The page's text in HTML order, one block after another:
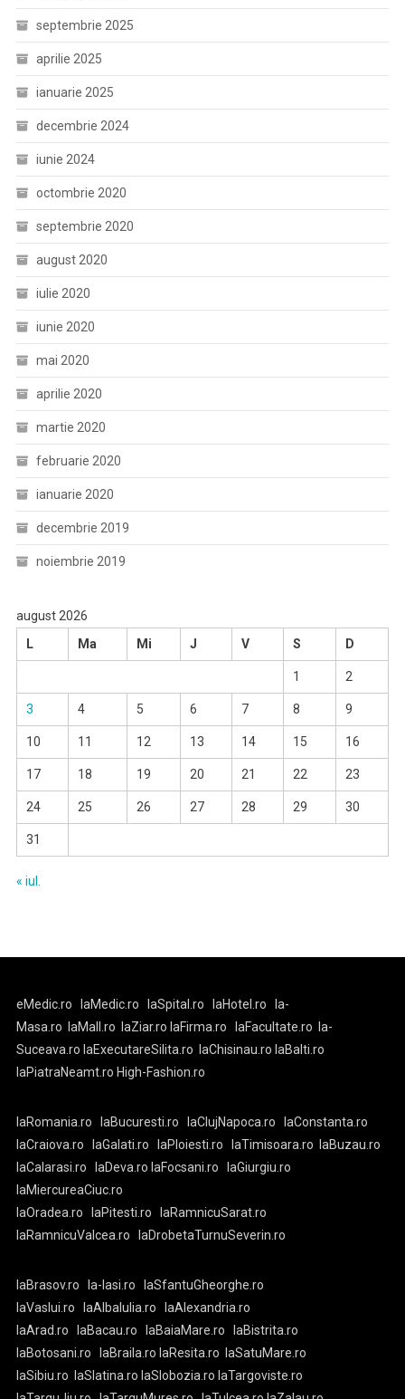
septembrie 2025
aprilie 2025
ianuarie 2025
decembrie 2024
iunie 2024
octombrie 2020
septembrie 2020
august 2020
iulie 2020
iunie 2020
mai 2020
aprilie 2020
martie 2020
februarie 2020
ianuarie 2020
decembrie 2019
noiembrie 2019
august 2026
L
Ma Mi J V S D
1 2
3 4 5 6 7 8 9
10 11 12 13 14 15 16
17 18 19 20 21 22 23
24 25 26 27 28 29 30
31
« iul.
eMedic.ro laMedic.ro laSpital.ro laHotel.ro
la-
Masa.ro
laMall.ro laZiar.ro laFirma.ro laFacultate.ro
la-
Suceava.ro laExecutareSilita.ro laChisinau.ro laBalti.ro
laPiatraNeamt.ro High-Fashion.ro
laRomania.ro laBucuresti.ro laClujNapoca.ro
laConstanta.ro
laCraiova.ro
laGalati.ro laPloiesti.ro laTimisoara.ro
laBuzau.ro
laCalarasi.ro
laDeva.ro laFocsani.ro
laGiurgiu.ro
laMiercureaCiuc.ro
laOradea.ro
laPitesti.ro
laRamnicuSarat.ro
laRamnicuValcea.ro
laDrobetaTurnuSeverin.ro
laBrasov.ro la-Iasi.ro
laSfantuGheorghe.ro
laVaslui.ro
laAlbaIulia.ro
laAlexandria.ro
laArad.ro
laBacau.ro laBaiaMare.ro
laBistrita.ro
laBotosani.ro
laBraila.ro laResita.ro
laSatuMare.ro
laSibiu.ro
laSlatina.ro laSlobozia.ro laTargoviste.ro